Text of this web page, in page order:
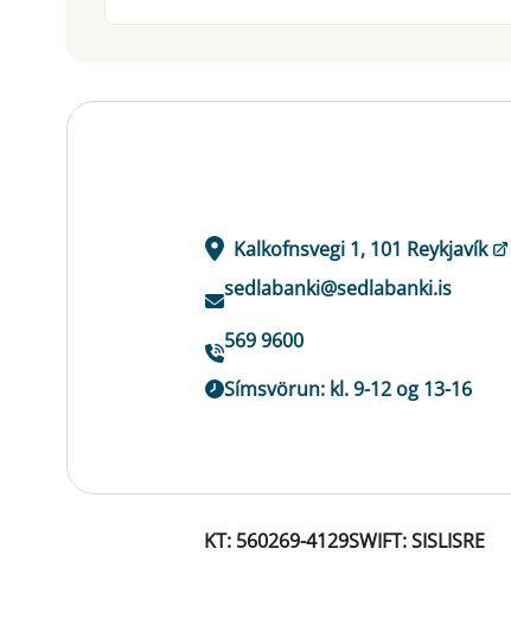
Kalkofnsvegi 1, 101 Reykjavík
sedlabanki@sedlabanki.is
569 9600
Símsvörun: kl. 9-12 og 13-16
KT: 560269-4129SWIFT: SISLISRE